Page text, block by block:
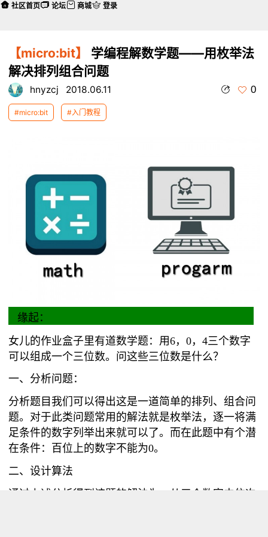
【micro:bit】
学编程解数学题——用枚举法
解决排列组合问题
hnyzcj 2018.06.11 0
#micro:bit #入门教程
缘起：
女儿的作业盒子里有道数学题：用6，0，4三个数字
可以组成一个三位数。问这些三位数是什么？
一、分析问题：
分析题目我们可以得出这是一道简单的排列、组合问
题。对于此类问题常用的解法就是枚举法，逐一将满
足条件的数字列举出来就可以了。而在此题中有个潜
在条件：百位上的数字不能为0。
二、设计算法
通过上述分析得到该题的解法为：从三个数字中依次
社区首页 论坛 商城 登录